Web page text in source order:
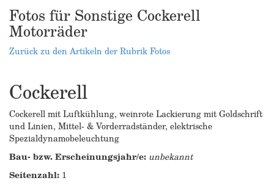
Fotos für Sonstige Cockerell
Motorräder
Zurück zu den Artikeln der Rubrik Fotos
Cockerell
Cockerell mit Luftkühlung, weinrote Lackierung mit Goldschrift
und Linien, Mittel- & Vorderradständer, elektrische
Spezialdynamobeleuchtung
Bau- bzw. Erscheinungsjahr/e: unbekannt
Seitenzahl: 1